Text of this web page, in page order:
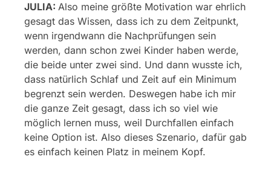
JULIA: Also meine größte Motivation war ehrlich
gesagt das Wissen, dass ich zu dem Zeitpunkt,
wenn irgendwann die Nachprüfungen sein
werden, dann schon zwei Kinder haben werde,
die beide unter zwei sind. Und dann wusste ich,
dass natürlich Schlaf und Zeit auf ein Minimum
begrenzt sein werden. Deswegen habe ich mir
die ganze Zeit gesagt, dass ich so viel wie
möglich lernen muss, weil Durchfallen einfach
keine Option ist. Also dieses Szenario, dafür gab
es einfach keinen Platz in meinem Kopf.